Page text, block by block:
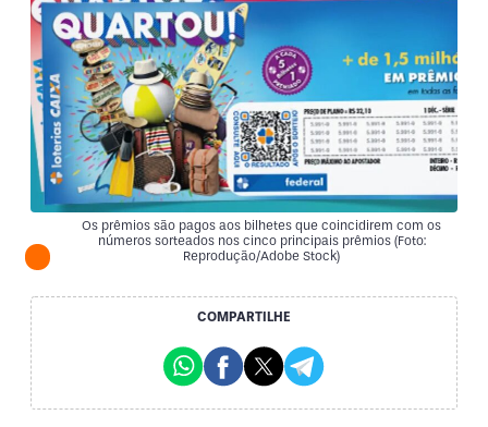
Os prêmios são pagos aos bilhetes que coincidirem com os
números sorteados nos cinco principais prêmios (Foto:
Reprodução/Adobe Stock)
COMPARTILHE